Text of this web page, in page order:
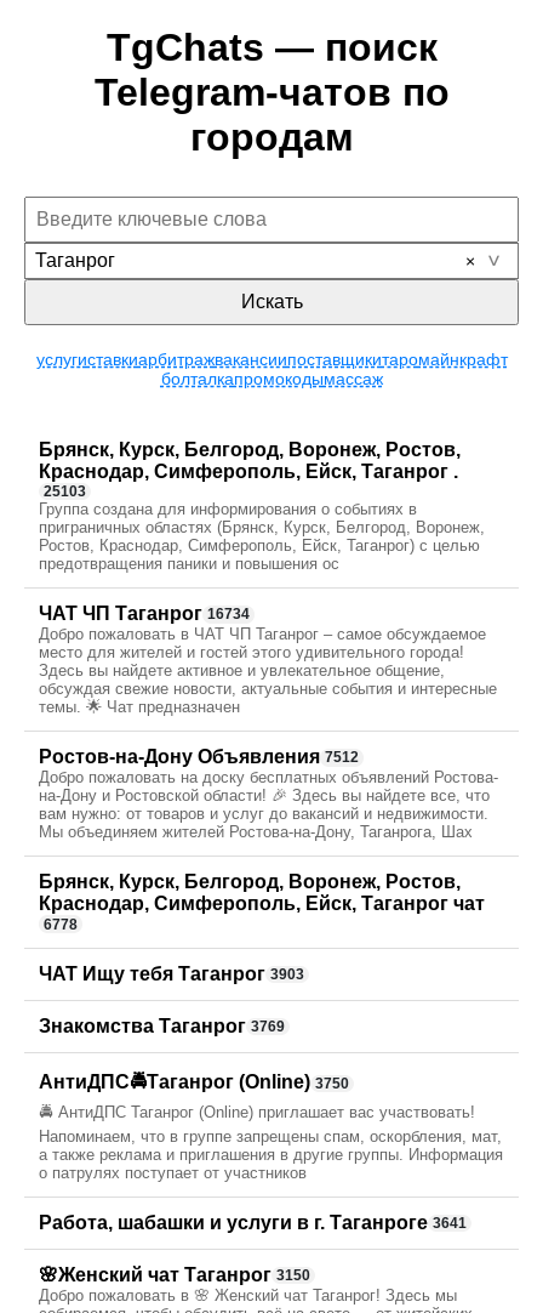
TgChats — поиск
Telegram-чатов по
городам
Таганрог
Искать
услугиставкиарбитражвакансиипоставщикитаромайнкрафт
болталкапромокодымассаж
Брянск, Курск, Белгород, Воронеж, Ростов,
Краснодар, Симферополь, Ейск, Таганрог .
25103
Группа создана для информирования о событиях в
приграничных областях (Брянск, Курск, Белгород, Воронеж,
Ростов, Краснодар, Симферополь, Ейск, Таганрог) с целью
предотвращения паники и повышения ос
ЧАТ ЧП Таганрог 16734
Добро пожаловать в ЧАТ ЧП Таганрог – самое обсуждаемое
место для жителей и гостей этого удивительного города!
Здесь вы найдете активное и увлекательное общение,
обсуждая свежие новости, актуальные события и интересные
темы. 🌟 Чат предназначен
Ростов-на-Дону Объявления 7512
Добро пожаловать на доску бесплатных объявлений Ростова-
на-Дону и Ростовской области! 🎉 Здесь вы найдете все, что
вам нужно: от товаров и услуг до вакансий и недвижимости.
Мы объединяем жителей Ростова-на-Дону, Таганрога, Шах
Брянск, Курск, Белгород, Воронеж, Ростов,
Краснодар, Симферополь, Ейск, Таганрог чат
6778
ЧАТ Ищу тебя Таганрог 3903
Знакомства Таганрог 3769
АнтиДПС🚔Таганрог (Оnline) 3750
🚔 АнтиДПС Таганрог (Online) приглашает вас участвовать!
Напоминаем, что в группе запрещены спам, оскорбления, мат,
а также реклама и приглашения в другие группы. Информация
о патрулях поступает от участников
Работа, шабашки и услуги в г. Таганроге 3641
🌸Женский чат Таганрог 3150
Добро пожаловать в 🌸 Женский чат Таганрог! Здесь мы